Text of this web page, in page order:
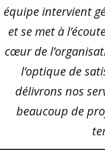
équipe intervient
et se met à
cœur de
l’optique de
délivrons nos
beaucoup de